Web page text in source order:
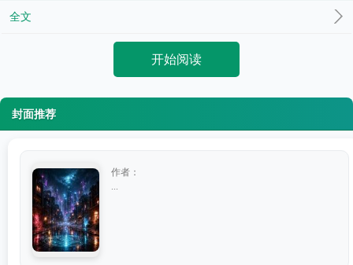
全文
开始阅读
封面推荐
作者：